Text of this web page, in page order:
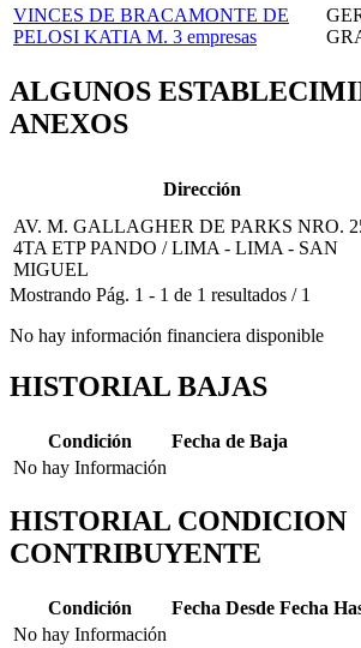
VINCES DE BRACAMONTE DE
PELOSI KATIA M. 3 empresas
ALGUNOS
ANEXOS
Dirección
AV. M. GALLAGHER DE PARKS NRO.
4TA ETP PANDO / LIMA - LIMA - SAN
MIGUEL
Mostrando Pág. 1 - 1 de 1 resultados / 1
No hay información financiera disponible
HISTORIAL BAJAS
Condición
Fecha de Baja
No hay Información
HISTORIAL CONDICION
CONTRIBUYENTE
Condición Fecha Desde Fecha
No hay Información